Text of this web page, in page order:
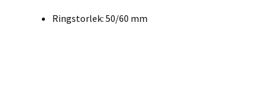
Ringstorlek: 50/60 mm